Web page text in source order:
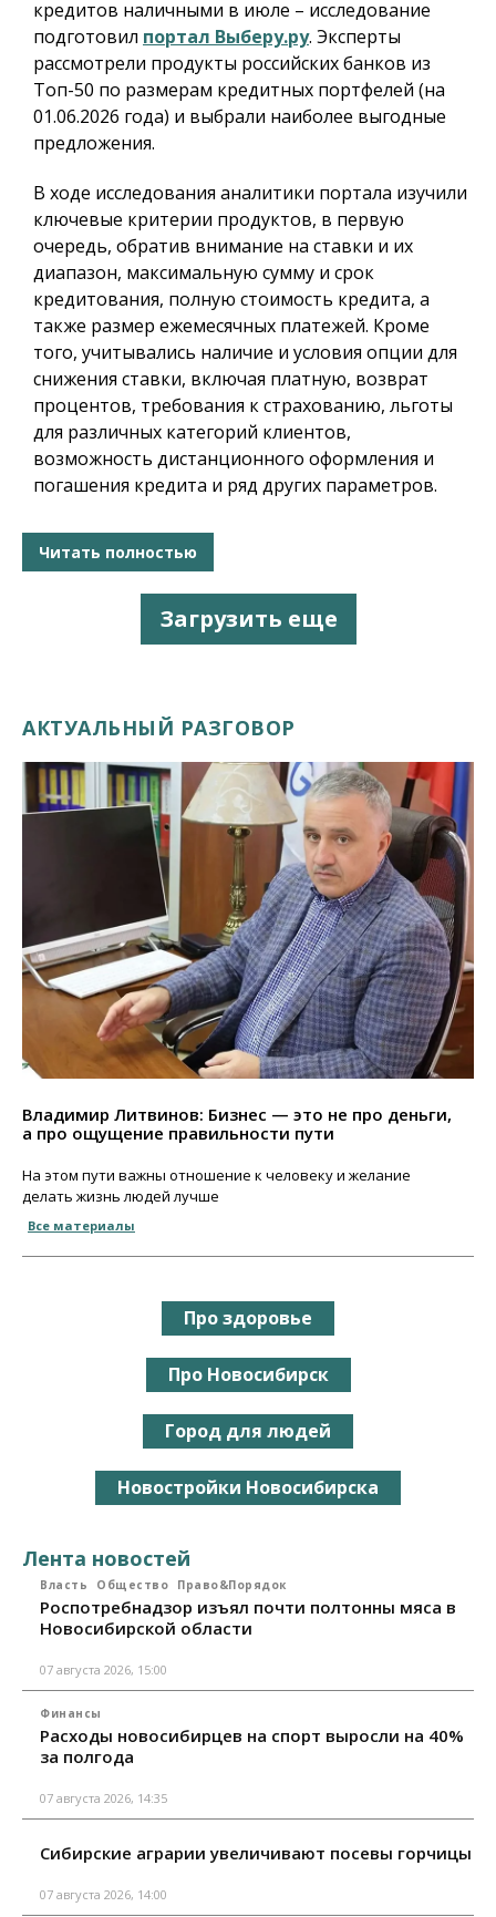
кредитов наличными в июле – исследование
подготовил портал Выберу.ру. Эксперты
рассмотрели продукты российских банков из
Топ-50 по размерам кредитных портфелей (на
01.06.2026 года) и выбрали наиболее выгодные
предложения.
В ходе исследования аналитики портала изучили
ключевые критерии продуктов, в первую
очередь, обратив внимание на ставки и их
диапазон, максимальную сумму и срок
кредитования, полную стоимость кредита, а
также размер ежемесячных платежей. Кроме
того, учитывались наличие и условия опции для
снижения ставки, включая платную, возврат
процентов, требования к страхованию, льготы
для различных категорий клиентов,
возможность дистанционного оформления и
погашения кредита и ряд других параметров.
Читать полностью
Загрузить еще
АКТУАЛЬНЫЙ РАЗГОВОР
Владимир Литвинов: Бизнес — это не про деньги,
а про ощущение правильности пути
На этом пути важны отношение к человеку и желание
делать жизнь людей лучше
Все материалы
Про здоровье
Про Новосибирск
Город для людей
Новостройки Новосибирска
Лента новостей
Власть Общество Право&Порядок
Роспотребнадзор изъял почти полтонны мяса в
Новосибирской области
07 августа 2026, 15:00
Финансы
Расходы новосибирцев на спорт выросли на 40%
за полгода
07 августа 2026, 14:35
Сибирские аграрии увеличивают посевы горчицы
07 августа 2026, 14:00